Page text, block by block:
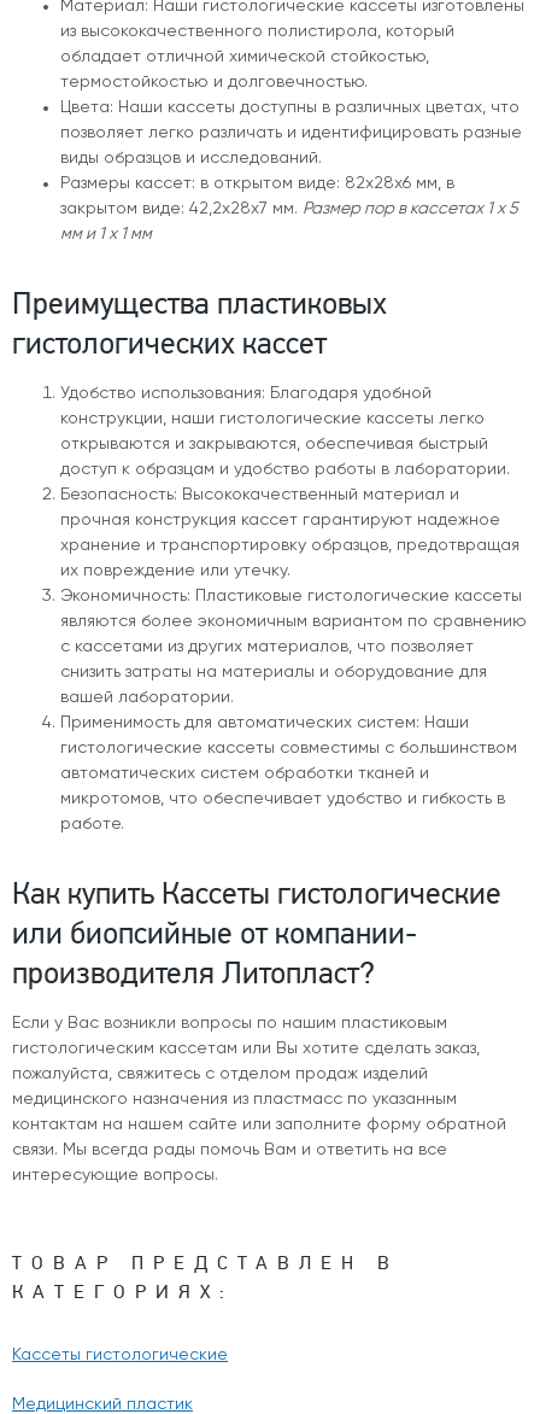
Материал: Наши гистологические кассеты изготовлены
из высококачественного полистирола, который
обладает отличной химической стойкостью,
термостойкостью и долговечностью.
Цвета: Наши кассеты доступны в различных цветах, что
позволяет легко различать и идентифицировать разные
виды образцов и исследований.
Размеры кассет: в открытом виде: 82х28х6 мм, в
закрытом виде: 42,2х28х7 мм. Размер пор в кассетах 1 х 5
мм и 1 х 1 мм
Преимущества пластиковых
гистологических кассет
Удобство использования: Благодаря удобной
конструкции, наши гистологические кассеты легко
открываются и закрываются, обеспечивая быстрый
доступ к образцам и удобство работы в лаборатории.
Безопасность: Высококачественный материал и
прочная конструкция кассет гарантируют надежное
хранение и транспортировку образцов, предотвращая
их повреждение или утечку.
Экономичность: Пластиковые гистологические кассеты
являются более экономичным вариантом по сравнению
с кассетами из других материалов, что позволяет
снизить затраты на материалы и оборудование для
вашей лаборатории.
Применимость для автоматических систем: Наши
гистологические кассеты совместимы с большинством
автоматических систем обработки тканей и
микротомов, что обеспечивает удобство и гибкость в
работе.
Как купить Кассеты гистологические
или биопсийные от компании-
производителя Литопласт?
Если у Вас возникли вопросы по нашим пластиковым
гистологическим кассетам или Вы хотите сделать заказ,
пожалуйста, свяжитесь с отделом продаж изделий
медицинского назначения из пластмасс по указанным
контактам на нашем сайте или заполните форму обратной
связи. Мы всегда рады помочь Вам и ответить на все
интересующие вопросы.
ТОВАР ПРЕДСТАВЛЕН В
КАТЕГОРИЯХ:
Кассеты гистологические
Медицинский пластик